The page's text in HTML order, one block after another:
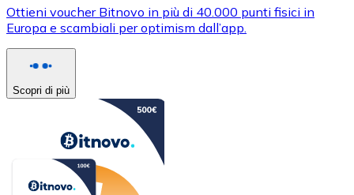
Ottieni voucher Bitnovo in più di 40.000 punti fisici in
Europa e scambiali per optimism dall’app.
Scopri di più